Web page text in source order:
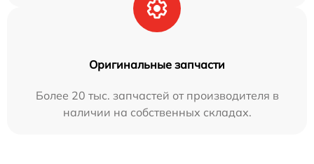
Оригинальные запчасти
Более 20 тыс. запчастей от производителя в
наличии на собственных складах.